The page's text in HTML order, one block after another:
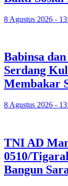
8 Agustus 2026 -
Babinsa
Serdang
Membakar
8 Agustus 2026 -
TNI AD
0510/
Bangun